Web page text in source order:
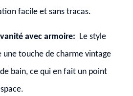
facile et sans tracas.
avec armoire: Le style
touche de charme vintage
bain, ce qui en fait un point